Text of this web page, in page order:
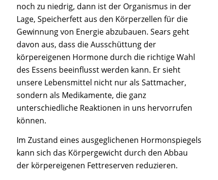
noch zu niedrig, dann ist der Organismus in der
Lage, Speicherfett aus den Körperzellen für die
Gewinnung von Energie abzubauen. Sears geht
davon aus, dass die Ausschüttung der
körpereigenen Hormone durch die richtige Wahl
des Essens beeinflusst werden kann. Er sieht
unsere Lebensmittel nicht nur als Sattmacher,
sondern als Medikamente, die ganz
unterschiedliche Reaktionen in uns hervorrufen
können.
Im Zustand eines ausgeglichenen Hormonspiegels
kann sich das Körpergewicht durch den Abbau
der körpereigenen Fettreserven reduzieren.